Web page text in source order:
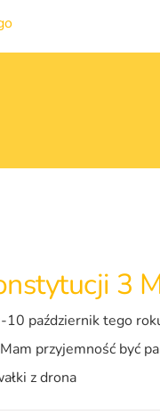
3
październik tego
przyjemność być
z drona